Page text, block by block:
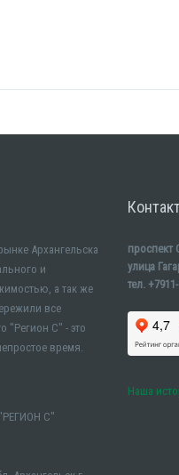
Архангельска
и
а так же
все
"Регион С" - это
время.
С"
проспект
улица
тел.
Наша